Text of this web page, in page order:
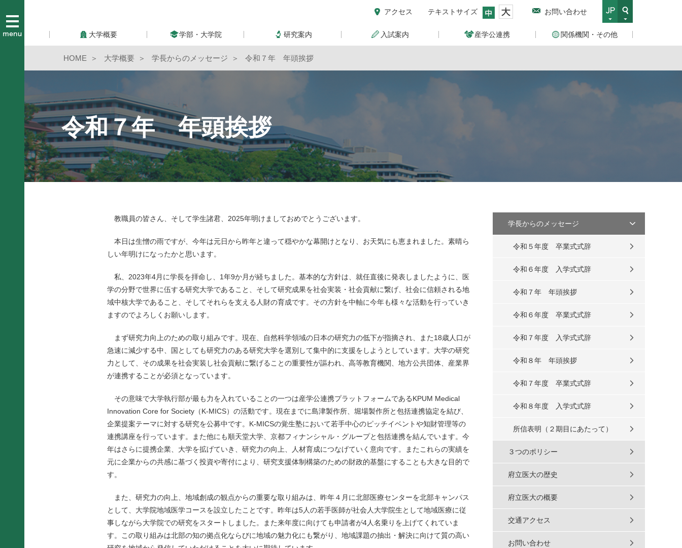
アクセス テキストサイズ お問い合わせ
大学概要 学部・大学院 研究案内 入試案内 産学公連携 関係機関・その他
HOME 大学概要 学長からのメッセージ 令和７年 年頭挨拶
令和７年 年頭挨拶
教職員の皆さん、そして学生諸君、2025年明けましておめでとうございます。
本日は生憎の雨ですが、今年は元日から昨年と違って穏やかな幕開けとなり、お天気にも恵まれました。素晴ら
しい年明けになったかと思います。
私、2023年4月に学長を拝命し、1年9か月が経ちました。基本的な方針は、就任直後に発表しましたように、医
学の分野で世界に伍する研究大学であること、そして研究成果を社会実装・社会貢献に繋げ、社会に信頼される地
域中核大学であること、そしてそれらを支える人財の育成です。その方針を中軸に今年も様々な活動を行っていき
ますのでよろしくお願いします。
まず研究力向上のための取り組みです。現在、自然科学領域の日本の研究力の低下が指摘され、また18歳人口が
急速に減少する中、国としても研究力のある研究大学を選別して集中的に支援をしようとしています。大学の研究
力として、その成果を社会実装し社会貢献に繋げることの重要性が謳われ、高等教育機関、地方公共団体、産業界
が連携することが必須となっています。
その意味で大学執行部が最も力を入れていることの一つは産学公連携プラットフォームであるKPUM Medical
Innovation Core for Society（K-MICS）の活動です。現在までに島津製作所、堀場製作所と包括連携協定を結び、
企業提案テーマに対する研究を公募中です。K-MICSの覚生塾において若手中心のピッチイベントや知財管理等の
連携講座を行っています。また他にも順天堂大学、京都フィナンシャル・グループと包括連携を結んでいます。今
年はさらに提携企業、大学を拡げていき、研究力の向上、人材育成につなげていく意向です。またこれらの実績を
元に企業からの共感に基づく投資や寄付により、研究支援体制構築のための財政的基盤にすることも大きな目的で
す。
また、研究力の向上、地域創成の観点からの重要な取り組みは、昨年４月に北部医療センターを北部キャンパス
として、大学院地域医学コースを設立したことです。昨年は5人の若手医師が社会人大学院生として地域医療に従
事しながら大学院での研究をスタートしました。また来年度に向けても申請者が4人名乗りを上げてくれていま
す。この取り組みは北部の知の拠点化ならびに地域の魅力化にも繋がり、地域課題の抽出・解決に向けて質の高い
学長からのメッセージ
令和５年度 卒業式式辞
令和６年度 入学式式辞
令和７年 年頭挨拶
令和６年度 卒業式式辞
令和７年度 入学式式辞
令和８年 年頭挨拶
令和７年度 卒業式式辞
令和８年度 入学式式辞
所信表明（２期目にあたって）
３つのポリシー
府立医大の歴史
府立医大の概要
交通アクセス
お問い合わせ